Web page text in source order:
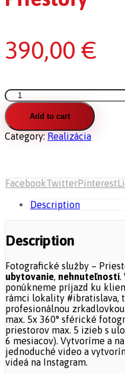
390,00 €
Fotografické
služby
-
Priestory
quantity
Add to cart
Category: Realizácia
FacebookTwitterPinterest
Description
Description
Fotografické služby –
ubytovanie, nehnuteľnosti.
ponúkneme príjazd ku
rámci lokality #ibratislava,
profesionálnou
max. 5x 360° sférické
priestorov max. 5 izieb s
6 mesiacov). Vytvoríme a
jednoduché video a
videá na Instagram.